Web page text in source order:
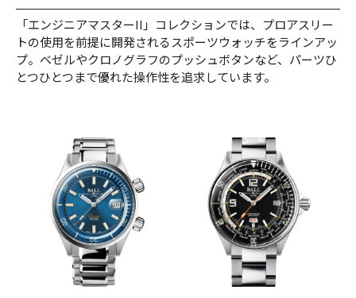
「エンジニアマスターII」コレクションでは、プロアスリー
トの使用を前提に開発されるスポーツウォッチをラインアッ
プ。ベゼルやクロノグラフのプッシュボタンなど、パーツひ
とつひとつまで優れた操作性を追求しています。